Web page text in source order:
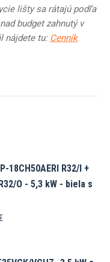
lišty sa rátajú podľa
budget zahnutý v
nájdete tu: Cenník
18CH50AERI R32/I +
O - 5,3 kW - biela s
Aktuálna